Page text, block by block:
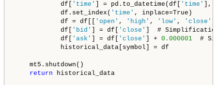
df[
'time' ] = pd.to_datetime(df[ 'time'
],
df.set_index( 'time' , inplace=True)
df = df[[
'open' , 'high' , 'low' , 'close'
df[
'bid' ] = df[ 'close'
]  #
df[
'ask' ] = df[ 'close' ] + 0.000001 #
historical_data[symbol] = df
mt5.shutdown()
return historical_data